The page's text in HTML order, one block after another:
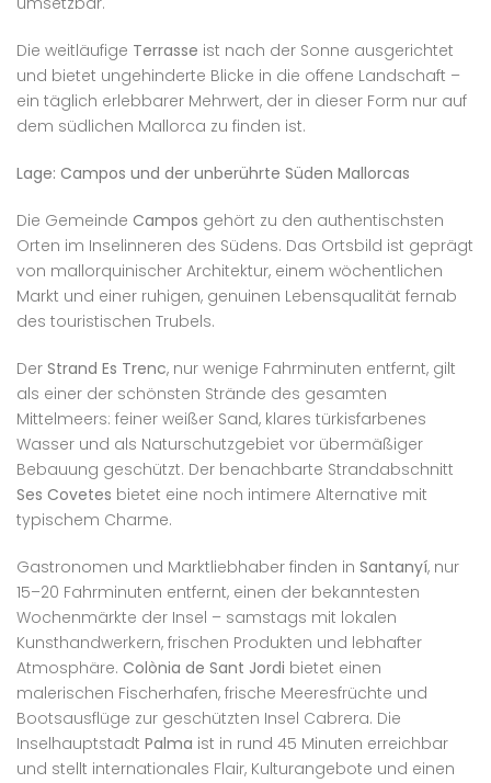
Die weitläufige Terrasse ist nach der Sonne ausgerichtet
und bietet ungehinderte Blicke in die offene Landschaft –
ein täglich erlebbarer Mehrwert, der in dieser Form nur auf
dem südlichen Mallorca zu finden ist.
Lage: Campos und der unberührte Süden Mallorcas
Die Gemeinde Campos gehört zu den authentischsten
Orten im Inselinneren des Südens. Das Ortsbild ist geprägt
von mallorquinischer Architektur, einem wöchentlichen
Markt und einer ruhigen, genuinen Lebensqualität fernab
des touristischen Trubels.
Der Strand Es Trenc, nur wenige Fahrminuten entfernt, gilt
als einer der schönsten Strände des gesamten
Mittelmeers: feiner weißer Sand, klares türkisfarbenes
Wasser und als Naturschutzgebiet vor übermäßiger
Bebauung geschützt. Der benachbarte Strandabschnitt
Ses Covetes bietet eine noch intimere Alternative mit
typischem Charme.
Gastronomen und Marktliebhaber finden in Santanyí, nur
15–20 Fahrminuten entfernt, einen der bekanntesten
Wochenmärkte der Insel – samstags mit lokalen
Kunsthandwerkern, frischen Produkten und lebhafter
Atmosphäre. Colònia de Sant Jordi bietet einen
malerischen Fischerhafen, frische Meeresfrüchte und
Bootsausflüge zur geschützten Insel Cabrera. Die
Inselhauptstadt Palma ist in rund 45 Minuten erreichbar
und stellt internationales Flair, Kulturangebote und einen